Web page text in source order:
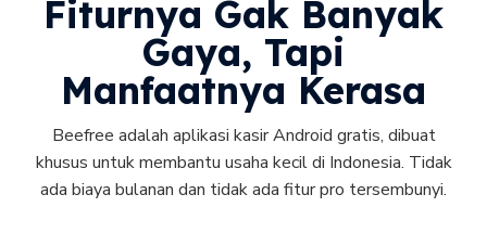
Fiturnya Gak Banyak
Gaya, Tapi
Manfaatnya Kerasa
Beefree adalah aplikasi kasir Android gratis, dibuat
khusus untuk membantu usaha kecil di Indonesia. Tidak
ada biaya bulanan dan tidak ada fitur pro tersembunyi.